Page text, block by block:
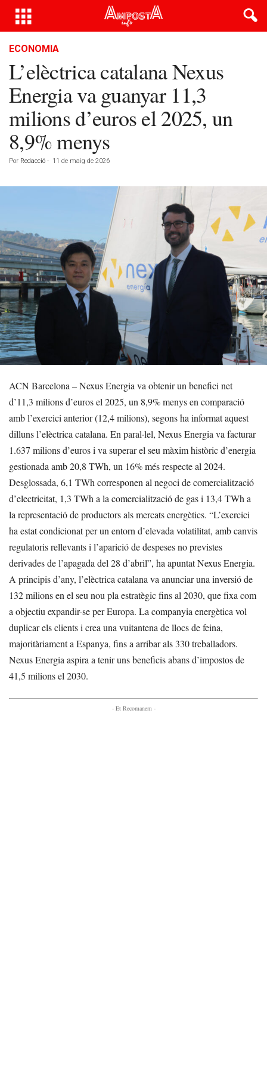
ECONOMIA
L’elèctrica catalana Nexus
Energia va guanyar 11,3
milions d’euros el 2025, un
8,9% menys
Por Redacció - 11 de maig de 2026
ACN Barcelona – Nexus Energia va obtenir un benefici net
d’11,3 milions d’euros el 2025, un 8,9% menys en comparació
amb l’exercici anterior (12,4 milions), segons ha informat aquest
dilluns l’elèctrica catalana. En paral·lel, Nexus Energia va facturar
1.637 milions d’euros i va superar el seu màxim històric d’energia
gestionada amb 20,8 TWh, un 16% més respecte al 2024.
Desglossada, 6,1 TWh corresponen al negoci de comercialització
d’electricitat, 1,3 TWh a la comercialització de gas i 13,4 TWh a
la representació de productors als mercats energètics. “L’exercici
ha estat condicionat per un entorn d’elevada volatilitat, amb canvis
regulatoris rellevants i l’aparició de despeses no previstes
derivades de l’apagada del 28 d’abril”, ha apuntat Nexus Energia.
A principis d’any, l’elèctrica catalana va anunciar una inversió de
132 milions en el seu nou pla estratègic fins al 2030, que fixa com
a objectiu expandir-se per Europa. La companyia energètica vol
duplicar els clients i crea una vuitantena de llocs de feina,
majoritàriament a Espanya, fins a arribar als 330 treballadors.
Nexus Energia aspira a tenir uns beneficis abans d’impostos de
41,5 milions el 2030.
- Et Recomanem -